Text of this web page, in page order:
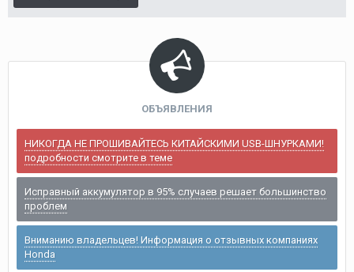
ОБЪЯВЛЕНИЯ
НИКОГДА НЕ ПРОШИВАЙТЕСЬ КИТАЙСКИМИ USB-ШНУРКАМИ!
подробности смотрите в теме
Исправный аккумулятор в 95% случаев решает большинство
проблем
Вниманию владельцев! Информация о отзывных компаниях
Honda